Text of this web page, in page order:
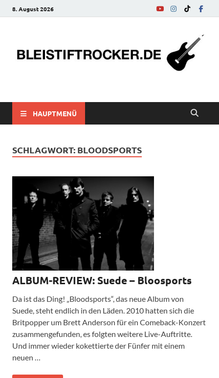
8. August 2026
bleistiftrocker.de
HAUPTMENÜ
SCHLAGWORT: BLOODSPORTS
ALBUM-REVIEW: Suede – Bloosports
Da ist das Ding! „Bloodsports“, das neue Album von
Suede, steht endlich in den Läden. 2010 hatten sich die
Britpopper um Brett Anderson für ein Comeback-Konzert
zusammengefunden, es folgten weitere Live-Auftritte.
Und immer wieder kokettierte der Fünfer mit einem
neuen …